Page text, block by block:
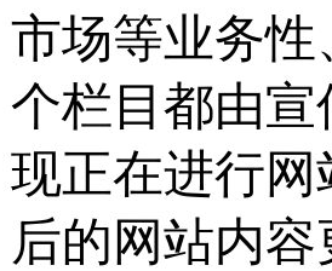
市场等业务
个栏目都由宣
现正在进行
后的网站内